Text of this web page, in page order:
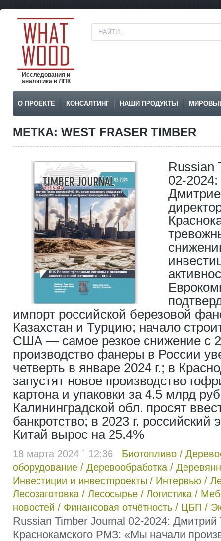
Исследования и
аналитика в ЛПК
О ПРОЕКТЕ КОНСАЛТИНГ НАШИ ПРОДУКТЫ
МЕТКА: WEST FRASER TIMBER
Russian
02-
импорт российской березовой
Казахстан и Турцию; начало
США — самое резкое снижение с
производство фанеры в России
четверть в январе 2024 г.; в
запустят новое производство
картона и упаковки за 4.5 млрд
Калининградской обл. просят
банкротство; в 2023 г. российский
Китай вырос на 25.4%
18 марта 2024 ` 12:36 Биотопливо /
оборудование / Деревообработка /
Инвестиции и инвестпроекты / Интервью /
Лесозаготовка / Лесосырье / Логистика /
новостей / Финансовая отчётность / ЦБП /
Russian Timber Journal 02-2024: Дмитрий
Краснокамского РМЗ: «Мы начали